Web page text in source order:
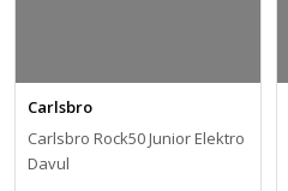
Carlsbro
Carlsbro Rock50 Junior Elektro
Davul